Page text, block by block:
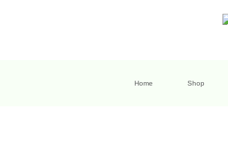
Home Shop